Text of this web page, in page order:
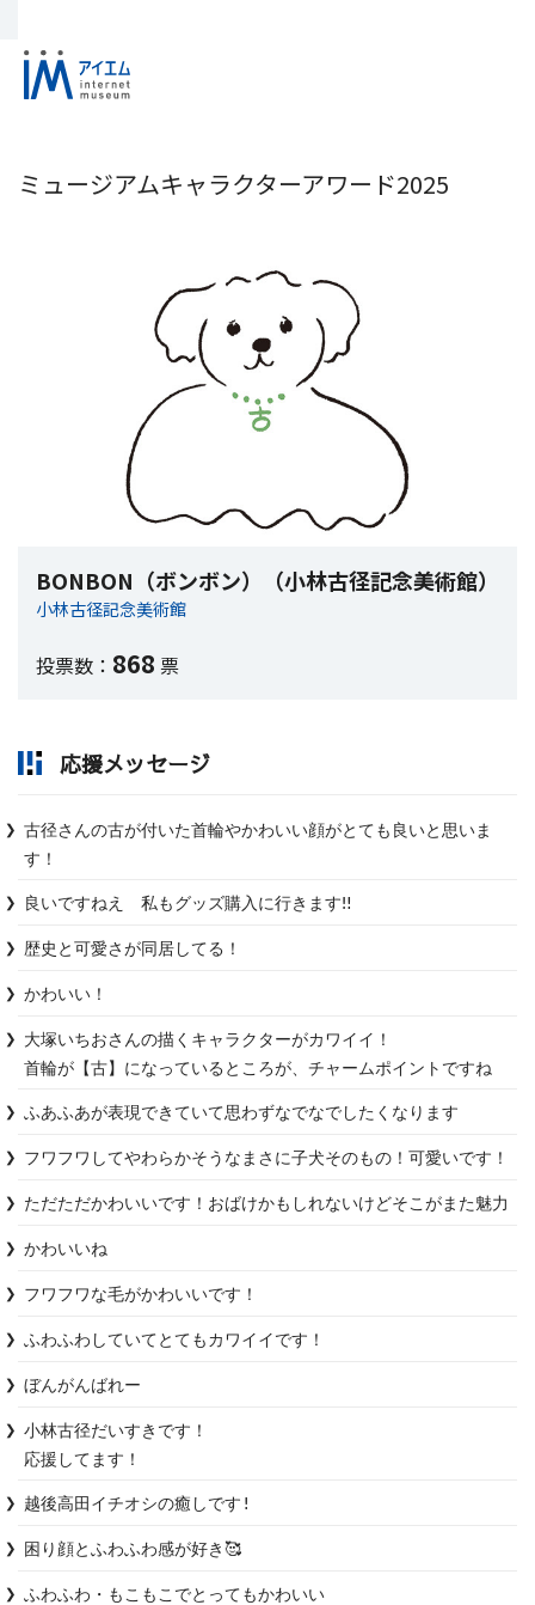
ミュージアムキャラクターアワード2025
BONBON（ボンボン）（小林古径記念美術館）
小林古径記念美術館
投票数： 868 票
応援メッセージ
古径さんの古が付いた首輪やかわいい顔がとても良いと思いま
す！
良いですねえ　私もグッズ購入に行きます‼️
歴史と可愛さが同居してる！
かわいい！
大塚いちおさんの描くキャラクターがカワイイ！
首輪が【古】になっているところが、チャームポイントですね
ふあふあが表現できていて思わずなでなでしたくなります
フワフワしてやわらかそうなまさに子犬そのもの！可愛いです！
ただただかわいいです！おばけかもしれないけどそこがまた魅力
かわいいね
フワフワな毛がかわいいです！
ふわふわしていてとてもカワイイです！
ぼんがんばれー
小林古径だいすきです！
応援してます！
越後高田イチオシの癒しです!
困り顔とふわふわ感が好き🥰
ふわふわ・もこもこでとってもかわいい